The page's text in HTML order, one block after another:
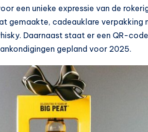
een unieke expressie van de
gemaakte, cadeauklare verpakking
Daarnaast staat er een QR-
gepland voor 2025.